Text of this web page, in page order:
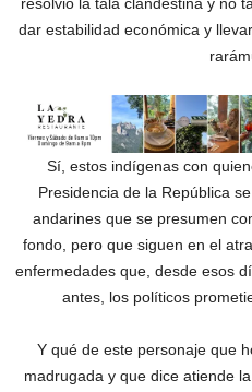
dar estabilidad económica y
Sí, estos indígenas con
Presidencia de la República
andarines que se presumen
fondo, pero que siguen en el
enfermedades que, desde esos
antes, los políticos
Y qué de este personaje que
madrugada y que dice atiende